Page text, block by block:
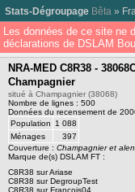
Stats-Dégroupage Bêta »
Les données de ce site ne
déclarations de DSLAM
NRA-MED C8R38 -
Champagnier
situé à Champagnier (38068)
Nombre de lignes : 500
Données du recensement de
Population
1 088
Ménages
397
Couverture : Champagnier et
Marque de(s) DSLAM FT :
C8R38 sur Ariase
C8R38 sur DegroupTest
C8R38 sur François04